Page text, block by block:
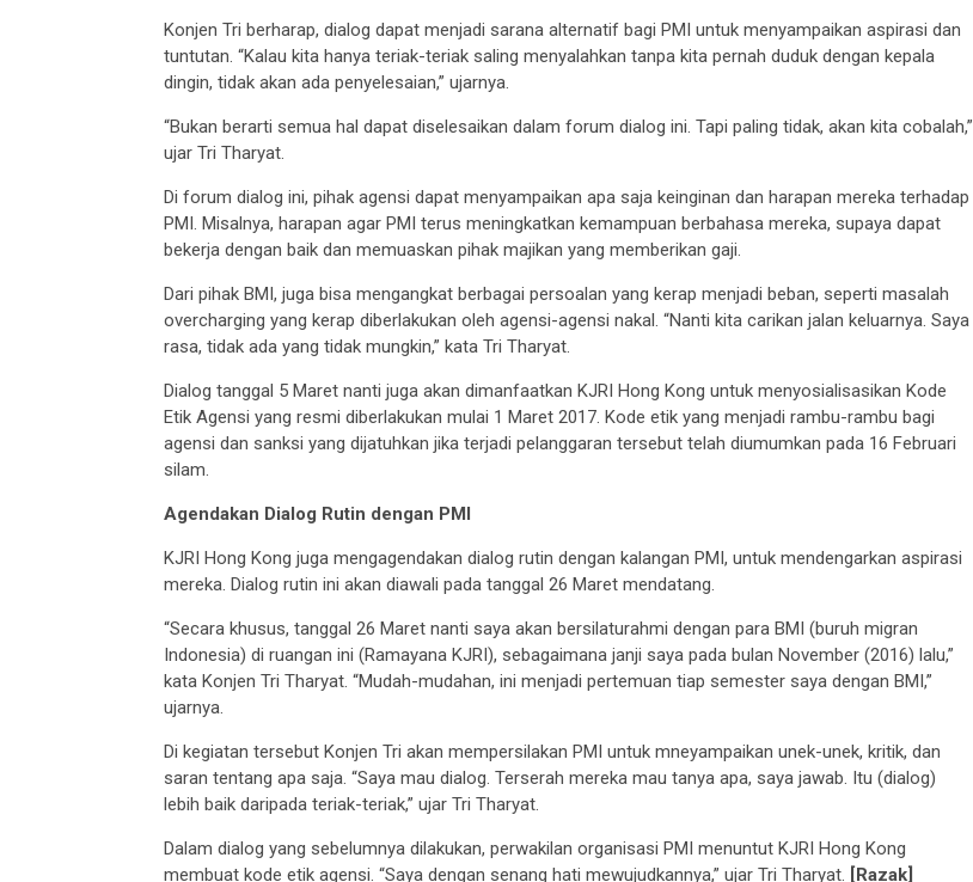
Konjen Tri berharap, dialog dapat menjadi sarana alternatif bagi PMI untuk menyampaikan aspirasi dan
tuntutan. “Kalau kita hanya teriak-teriak saling menyalahkan tanpa kita pernah duduk dengan kepala
dingin, tidak akan ada penyelesaian,” ujarnya.
“Bukan berarti semua hal dapat diselesaikan dalam forum dialog ini. Tapi paling tidak, akan kita cobalah,”
ujar Tri Tharyat.
Di forum dialog ini, pihak agensi dapat menyampaikan apa saja keinginan dan harapan mereka terhadap
PMI. Misalnya, harapan agar PMI terus meningkatkan kemampuan berbahasa mereka, supaya dapat
bekerja dengan baik dan memuaskan pihak majikan yang memberikan gaji.
Dari pihak BMI, juga bisa mengangkat berbagai persoalan yang kerap menjadi beban, seperti masalah
overcharging yang kerap diberlakukan oleh agensi-agensi nakal. “Nanti kita carikan jalan keluarnya. Saya
rasa, tidak ada yang tidak mungkin,” kata Tri Tharyat.
Dialog tanggal 5 Maret nanti juga akan dimanfaatkan KJRI Hong Kong untuk menyosialisasikan Kode
Etik Agensi yang resmi diberlakukan mulai 1 Maret 2017. Kode etik yang menjadi rambu-rambu bagi
agensi dan sanksi yang dijatuhkan jika terjadi pelanggaran tersebut telah diumumkan pada 16 Februari
silam.
Agendakan Dialog Rutin dengan PMI
KJRI Hong Kong juga mengagendakan dialog rutin dengan kalangan PMI, untuk mendengarkan aspirasi
mereka. Dialog rutin ini akan diawali pada tanggal 26 Maret mendatang.
“Secara khusus, tanggal 26 Maret nanti saya akan bersilaturahmi dengan para BMI (buruh migran
Indonesia) di ruangan ini (Ramayana KJRI), sebagaimana janji saya pada bulan November (2016) lalu,”
kata Konjen Tri Tharyat. “Mudah-mudahan, ini menjadi pertemuan tiap semester saya dengan BMI,”
ujarnya.
Di kegiatan tersebut Konjen Tri akan mempersilakan PMI untuk mneyampaikan unek-unek, kritik, dan
saran tentang apa saja. “Saya mau dialog. Terserah mereka mau tanya apa, saya jawab. Itu (dialog)
lebih baik daripada teriak-teriak,” ujar Tri Tharyat.
Dalam dialog yang sebelumnya dilakukan, perwakilan organisasi PMI menuntut KJRI Hong Kong
membuat kode etik agensi. “Saya dengan senang hati mewujudkannya,” ujar Tri Tharyat.
[Razak]